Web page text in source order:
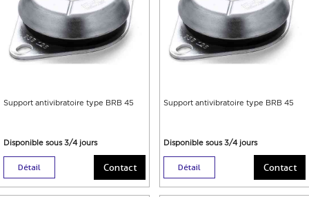
Support antivibratoire type BRB 45
Disponible sous 3/4 jours
Détail Contact
Support antivibratoire type BRB 45
Disponible sous 3/4 jours
Détail Contact